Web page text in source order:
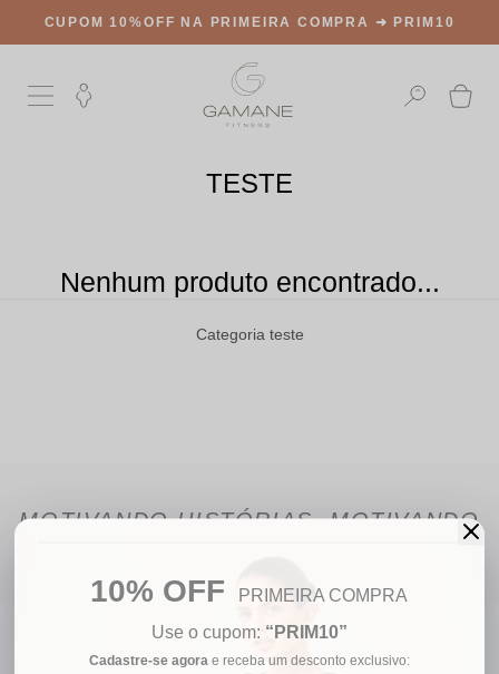
CUPOM 10%OFF NA PRIMEIRA COMPRA ➜ PRIM10
TESTE
Nenhum produto encontrado...
Categoria teste
MOTIVANDO HISTÓRIAS, MOTIVANDO
Siga a Gamane:
10% OFF
PRIMEIRA COMPRA
Use o cupom: “PRIM10”
Cadastre-se agorae receba um desconto exclusivo: